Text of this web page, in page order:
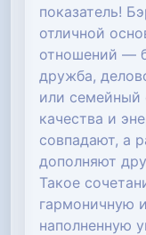
показатель!
отличной
отношений —
дружба,
или семейный
качества и
совпадают, а
дополняют
Такое
гармоничную
наполненную